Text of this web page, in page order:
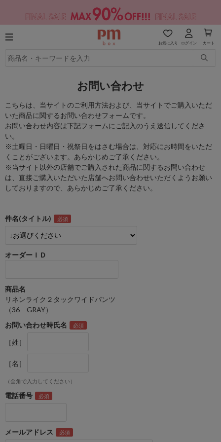
お気に入り ログイン カート
お問い合わせ
こちらは、当サイトのご利用方法および、当サイトでご購入いただ
いた商品に関するお問い合わせフォームです。
お問い合わせ内容は下記フォームにご記入のうえ送信してくださ
い。
※土曜日・日曜日・祝祭日をはさむ場合は、対応にお時間をいただ
くことがございます。あらかじめご了承ください。
※当サイト以外の店舗でご購入された商品に関するお問い合わせ
は、直接ご購入いただいた店舗へお問い合わせいただくようお願い
しておりますので、あらかじめご了承ください。
件名(タイトル)
オーダーＩＤ
商品名
リネンライク２タックワイドパンツ
（36 GRAY）
お問い合わせ時氏名
［姓］
［名］
（全角で入力してください）
電話番号
メールアドレス